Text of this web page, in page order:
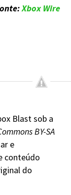
Xbox Wire
Blast sob a
BY-SA
e
conteúdo
do